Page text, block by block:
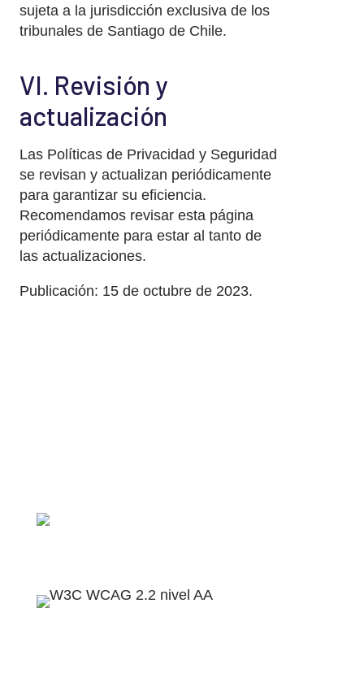
sujeta a la jurisdicción exclusiva de los
tribunales de Santiago de Chile.
VI. Revisión y
actualización
Las Políticas de Privacidad y Seguridad
se revisan y actualizan periódicamente
para garantizar su eficiencia.
Recomendamos revisar esta página
periódicamente para estar al tanto de
las actualizaciones.
Publicación: 15 de octubre de 2023.